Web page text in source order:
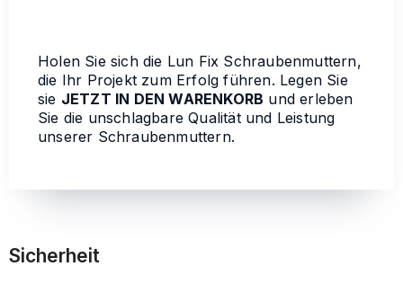
Holen Sie sich die Lun Fix Schraubenmuttern,
die Ihr Projekt zum Erfolg führen. Legen Sie
sie JETZT IN DEN WARENKORB und erleben
Sie die unschlagbare Qualität und Leistung
unserer Schraubenmuttern.
Sicherheit